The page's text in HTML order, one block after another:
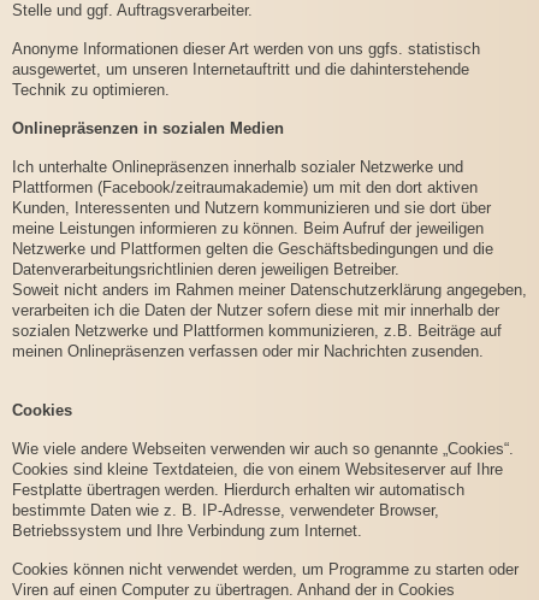
Stelle und ggf. Auftragsverarbeiter.
Anonyme Informationen dieser Art werden von uns ggfs. statistisch
ausgewertet, um unseren Internetauftritt und die dahinterstehende
Technik zu optimieren.
Onlinepräsenzen in sozialen Medien
Ich unterhalte Onlinepräsenzen innerhalb sozialer Netzwerke und
Plattformen (Facebook/zeitraumakademie) um mit den dort aktiven
Kunden, Interessenten und Nutzern kommunizieren und sie dort über
meine Leistungen informieren zu können. Beim Aufruf der jeweiligen
Netzwerke und Plattformen gelten die Geschäftsbedingungen und die
Datenverarbeitungsrichtlinien deren jeweiligen Betreiber.
Soweit nicht anders im Rahmen meiner Datenschutzerklärung angegeben,
verarbeiten ich die Daten der Nutzer sofern diese mit mir innerhalb der
sozialen Netzwerke und Plattformen kommunizieren, z.B. Beiträge auf
meinen Onlinepräsenzen verfassen oder mir Nachrichten zusenden.
Cookies
Wie viele andere Webseiten verwenden wir auch so genannte „Cookies“.
Cookies sind kleine Textdateien, die von einem Websiteserver auf Ihre
Festplatte übertragen werden. Hierdurch erhalten wir automatisch
bestimmte Daten wie z. B. IP-Adresse, verwendeter Browser,
Betriebssystem und Ihre Verbindung zum Internet.
Cookies können nicht verwendet werden, um Programme zu starten oder
Viren auf einen Computer zu übertragen. Anhand der in Cookies